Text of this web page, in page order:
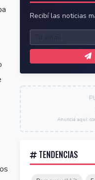
Recibí las noticias
Anunciá aquí:
TENDENCIAS